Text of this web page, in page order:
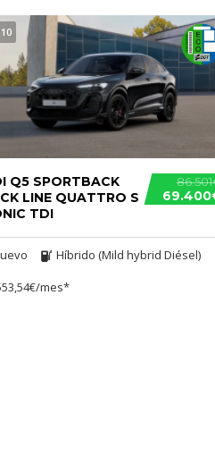
10
Q5 SPORTBACK
LINE QUATTRO S
TDI
Híbrido (Mild hybrid Diésel)
mes*